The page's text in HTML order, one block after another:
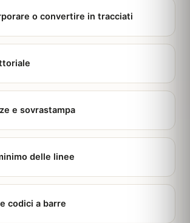
o convertire in tracciati
e sovrastampa
delle linee
codici a barre